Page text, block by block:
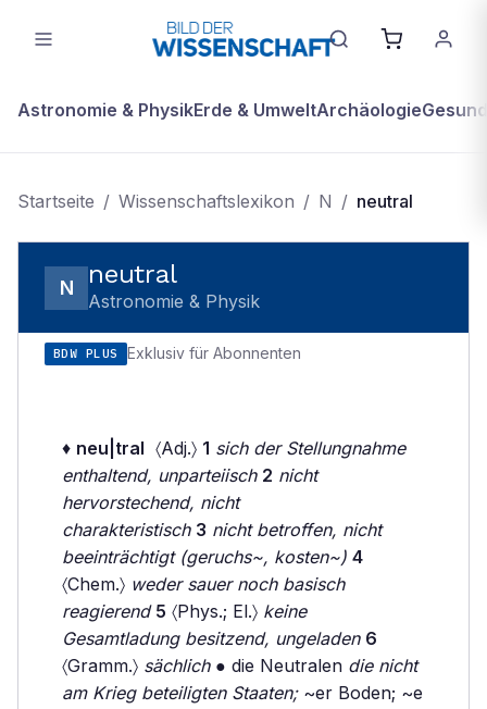
Astronomie & PhysikErde & UmweltArchäologie
Startseite / Wissenschaftslexikon / N / neutral
N neutral
Astronomie & Physik
BDW PLUS Exklusiv für Abonnenten
♦ neu|tral 〈Adj.〉 1 sich der Stellungnahme
enthaltend, unparteiisch 2 nicht
hervorstechend, nicht
charakteristisch 3 nicht betroffen, nicht
beeinträchtigt (geruchs~, kosten~) 4
〈Chem.〉 weder sauer noch basisch
reagierend 5 〈Phys.; El.〉 keine
Gesamtladung besitzend, ungeladen 6
〈Gramm.〉 sächlich● die Neutralen die nicht
am Krieg beteiligten Staaten;~er Boden; ~e